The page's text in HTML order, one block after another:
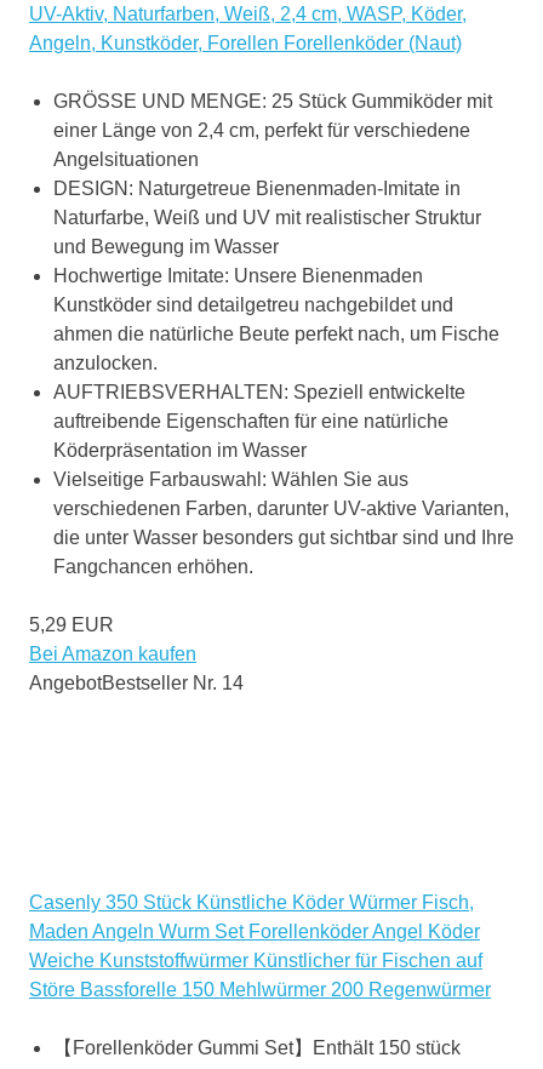
UV-Aktiv, Naturfarben, Weiß, 2,4 cm, WASP, Köder,
Angeln, Kunstköder, Forellen Forellenköder (Naut)
GRÖSSE UND MENGE: 25 Stück Gummiköder mit
einer Länge von 2,4 cm, perfekt für verschiedene
Angelsituationen
DESIGN: Naturgetreue Bienenmaden-Imitate in
Naturfarbe, Weiß und UV mit realistischer Struktur
und Bewegung im Wasser
Hochwertige Imitate: Unsere Bienenmaden
Kunstköder sind detailgetreu nachgebildet und
ahmen die natürliche Beute perfekt nach, um Fische
anzulocken.
AUFTRIEBSVERHALTEN: Speziell entwickelte
auftreibende Eigenschaften für eine natürliche
Köderpräsentation im Wasser
Vielseitige Farbauswahl: Wählen Sie aus
verschiedenen Farben, darunter UV-aktive Varianten,
die unter Wasser besonders gut sichtbar sind und Ihre
Fangchancen erhöhen.
5,29 EUR
Bei Amazon kaufen
AngebotBestseller Nr. 14
Casenly 350 Stück Künstliche Köder Würmer Fisch,
Maden Angeln Wurm Set Forellenköder Angel Köder
Weiche Kunststoffwürmer Künstlicher für Fischen auf
Störe Bassforelle 150 Mehlwürmer 200 Regenwürmer
【Forellenköder Gummi Set】Enthält 150 stück